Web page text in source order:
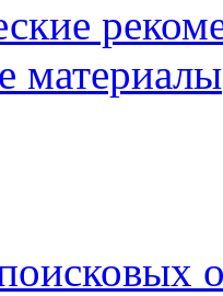
материалы